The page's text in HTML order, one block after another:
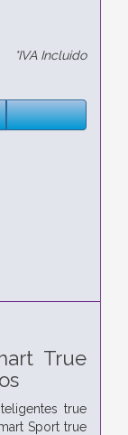
*IVA Incluido
True
true
Sport true